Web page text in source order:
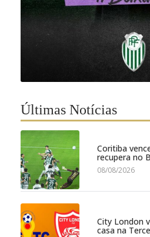
Últimas Notícias
Coritiba
recupera no
08/08/2026
City London
casa na